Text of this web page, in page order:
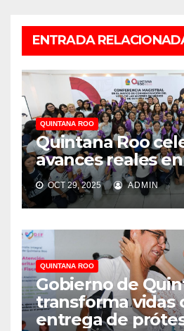
ENTRADA
QUINTANA ROO
Quintana Roo
avances reales
OCT 29, 2025 ADMIN
QUINTANA ROO
Gobierno de
transforma vidas
entrega de